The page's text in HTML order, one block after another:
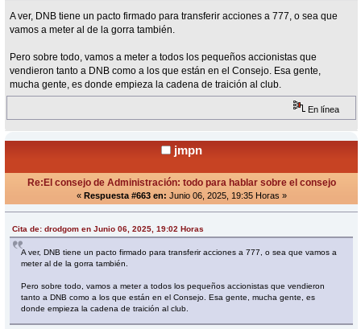
A ver, DNB tiene un pacto firmado para transferir acciones a 777, o sea que
vamos a meter al de la gorra también.
Pero sobre todo, vamos a meter a todos los pequeños accionistas que
vendieron tanto a DNB como a los que están en el Consejo. Esa gente,
mucha gente, es donde empieza la cadena de traición al club.
En línea
jmpn
Re:El consejo de Administración: todo para hablar sobre el consejo
« Respuesta #663 en: Junio 06, 2025, 19:35 Horas »
Cita de: drodgom en Junio 06, 2025, 19:02 Horas
A ver, DNB tiene un pacto firmado para transferir acciones a 777, o sea que vamos a
meter al de la gorra también.
Pero sobre todo, vamos a meter a todos los pequeños accionistas que vendieron
tanto a DNB como a los que están en el Consejo. Esa gente, mucha gente, es
donde empieza la cadena de traición al club.